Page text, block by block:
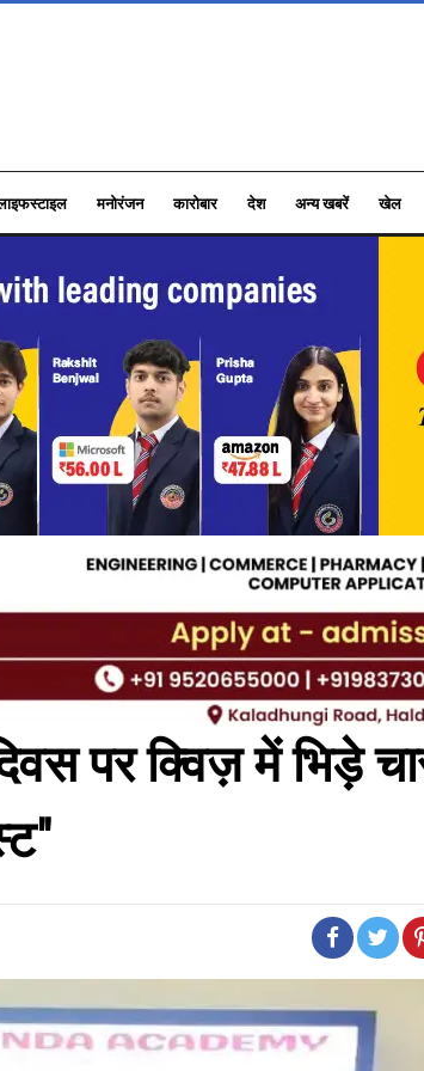
मनोरंजन कारोबार देश अन्य खबरें खेल
पर क्विज़ में भिड़े